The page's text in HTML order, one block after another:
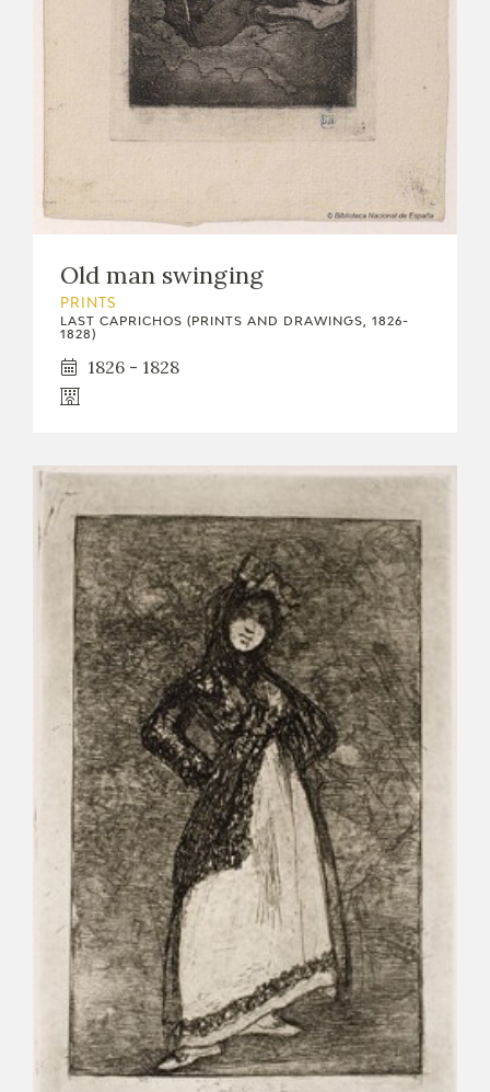
Old man swinging
PRINTS
LAST CAPRICHOS (PRINTS AND DRAWINGS, 1826-
1828)
1826 - 1828